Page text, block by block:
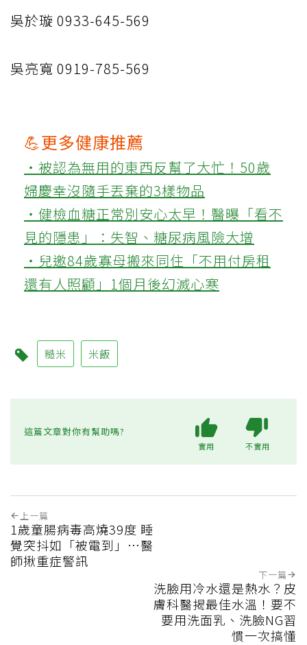
吳於璇 0933-645-569
吳亮寬 0919-785-569
💪更多健康推薦
‧被認為無用的東西反幫了大忙！50歲
婦慶幸沒隨手丟棄的3樣物品
‧健檢血糖正常別安心太早！醫曝「看不
見的隱患」：失智、糖尿病風險大增
‧兒邀84歲寡母搬來同住「不用付房租
還有人照顧」1個月後幻滅心寒
糙米 米飯
這篇文章對你有幫助嗎?
實用 不實用
上一篇
1歲童腸病毒高燒39度 睡
覺突抖如「被電到」…醫
師揪重症警訊
下一篇
洗臉用冷水還是熱水？皮
膚科醫揭最佳水溫！要不
要用洗面乳、洗臉NG習
慣一次搞懂